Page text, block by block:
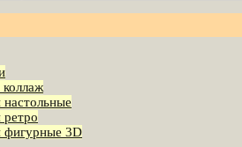
фигурные 3D